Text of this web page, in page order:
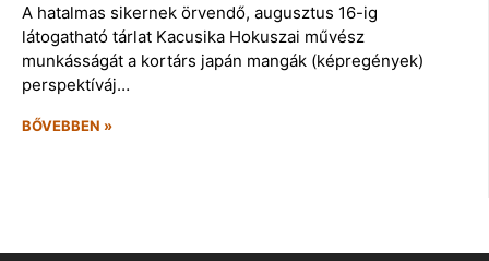
A hatalmas sikernek örvendő, augusztus 16-ig
látogatható tárlat Kacusika Hokuszai művész
munkásságát a kortárs japán mangák (képregények)
perspektíváj…
BŐVEBBEN »